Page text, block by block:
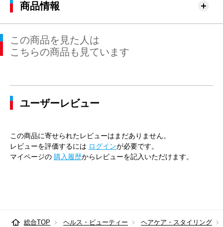
商品情報
この商品を見た人は
こちらの商品も見ています
ユーザーレビュー
この商品に寄せられたレビューはまだありません。
レビューを評価するには ログインが必要です。
マイページの 購入履歴からレビューを記入いただけます。
総合TOP ヘルス・ビューティー ヘアケア・スタイリング